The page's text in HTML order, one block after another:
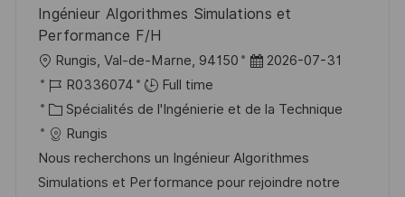
a
e
p
t
Ingénieur Algorithmes Simulations et
Performance F/H
o
c
a
l
i
Rungis, Val-de-Marne, 94150
D
t
d
’
2026-07-31
R
é
f
é
r
R0336074
Full time
C
a
t
é
Spécialités de l'Ingénierie et de la Technique
Rungis
Nous recherchons un Ingénieur Algorithmes
Simulations et Performance pour rejoindre notre